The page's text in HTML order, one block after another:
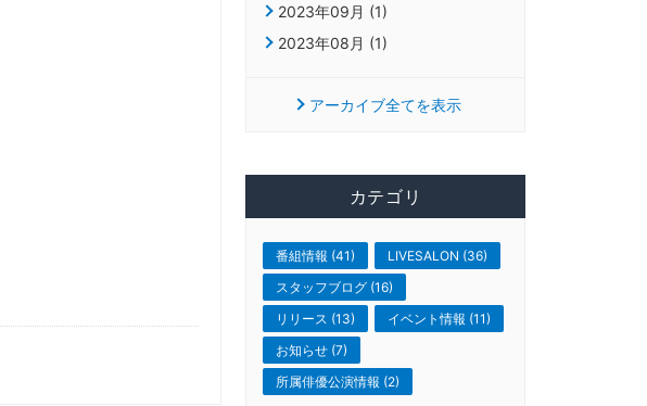
2023年09月 (1)
2023年08月 (1)
アーカイブ全てを表示
カテゴリ
番組情報 (41)
LIVESALON (36)
スタッフブログ (16)
リリース (13)
イベント情報 (11)
お知らせ (7)
所属俳優公演情報 (2)